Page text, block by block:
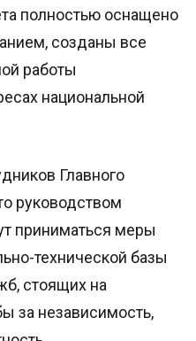
полностью оснащено
созданы все
работы
национальной
Главного
руководством
приниматься меры
технической базы
стоящих на
за независимость,